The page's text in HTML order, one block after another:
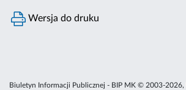
Wersja do druku
Biuletyn Informacji Publicznej - BIP MK © 2003-2026,